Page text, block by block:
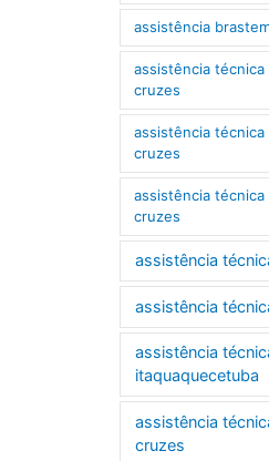
assistência
assistência
cruzes
assistência técnica
cruzes
assistência
cruzes
assistência
assistência
assistência
itaquaquecetuba
assistência
cruzes